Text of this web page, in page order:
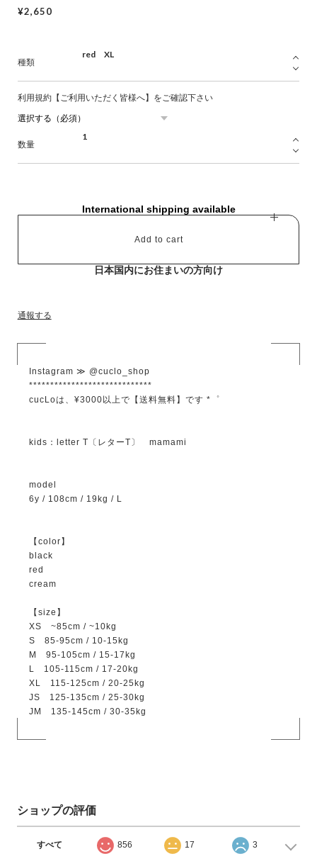
¥2,650
種類
利用規約【ご利用いただく皆様へ】をご確認下さい
数量
International shipping available
Add to cart
日本国内にお住まいの方向け
通報する
Instagram ≫ @cuclo_shop
*****************************
cucLoは、¥3000以上で【送料無料】です *゜
kids：letter T〔レターT〕 mamami
model
6y / 108cm / 19kg / L
【color】
black
red
cream
【size】
XS ~85cm / ~10kg
S 85-95cm / 10-15kg
M 95-105cm / 15-17kg
L 105-115cm / 17-20kg
XL 115-125cm / 20-25kg
JS 125-135cm / 25-30kg
JM 135-145cm / 30-35kg
ショップの評価
すべて 856 17 3